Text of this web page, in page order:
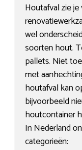
Houtafval zie
wel
soorten hout.
pallets. Niet
met
houtafval kan
bijvoorbeeld
houtcontainer
In Nederland
categorieën: